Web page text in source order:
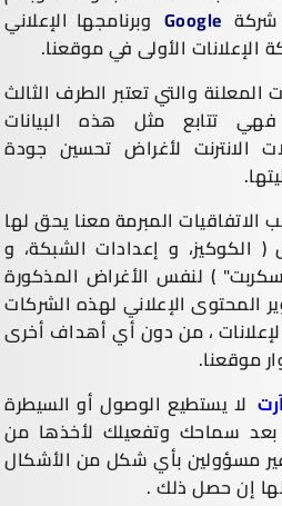
Google وبرنامجها الإعلاني
الأولى في موقعنا.
والتي تعتبر الطرف الثالث
تتابع مثل هذه البيانات
الانترنت لأغراض تحسين جودة
المبرمة معنا يحق لها
الكوكيز، و إعدادات الشبكة، و
) لنفس الأغراض المذكورة
المحتوى الإعلاني لهذه الشركات
، من دون أي أهداف أخرى
موقعنا.
لا يستطيع الوصول أو السيطرة
سماحك وتفعيلك لأخذها من
غير مسؤولين بأي شكل من الأشكال
إن حصل ذلك .